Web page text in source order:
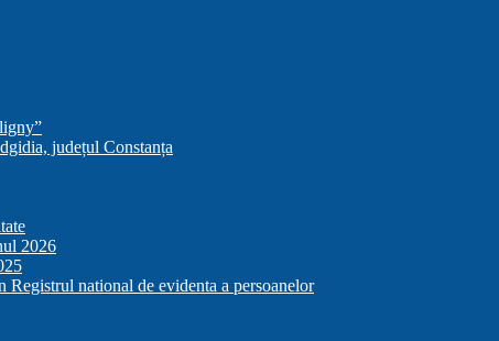
județul Constanța
2026
national de evidenta a persoanelor